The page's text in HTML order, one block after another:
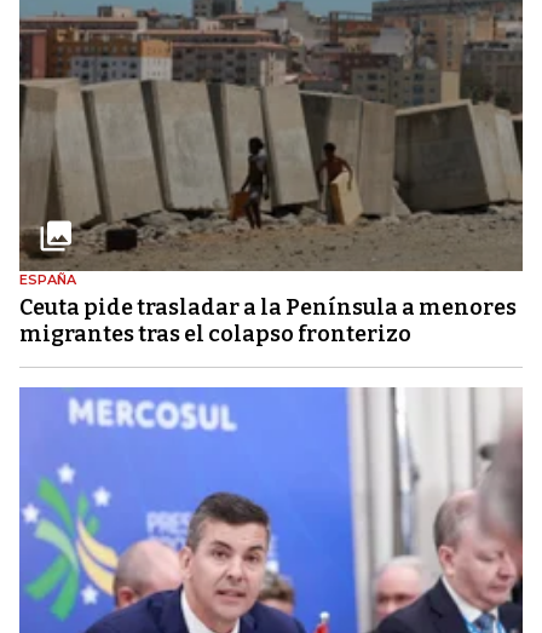
ESPAÑA
Ceuta pide trasladar a la Península a menores
migrantes tras el colapso fronterizo